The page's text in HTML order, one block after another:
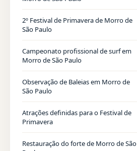
2º Festival de Primavera de Morro de
São Paulo
Campeonato profissional de surf em
Morro de São Paulo
Observação de Baleias em Morro de
São Paulo
Atrações definidas para o Festival de
Primavera
Restauração do forte de Morro de São